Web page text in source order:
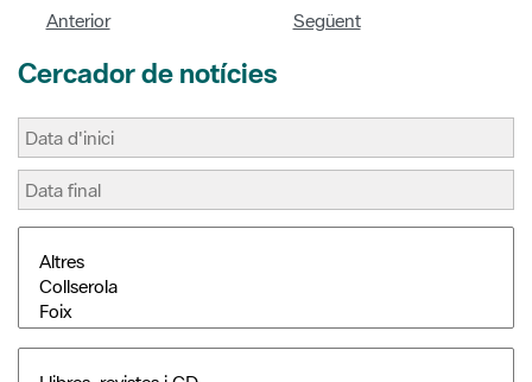
Anterior Següent
Cercador de notícies